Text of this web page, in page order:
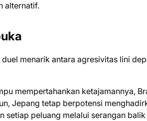
alternatif.
menarik antara agresivitas lini
mempertahankan ketajamannya,
Jepang tetap berpotensi
setiap peluang melalui serangan